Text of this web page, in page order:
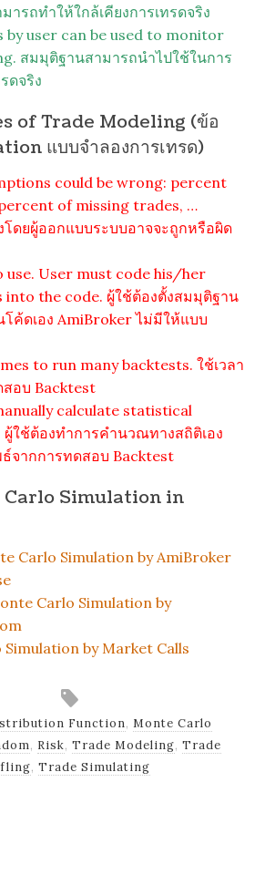
ารถทำให้ใกล้เคียงการเทรดจริง
by user can be used to monitor
สมมุติฐานสามารถนำไปใช้ในการ
ดจริง
of Trade Modeling (ข้อ
แบบจำลองการเทรด)
could be wrong: percent
of missing trades, …
ดยผู้ออกแบบระบบอาจจะถูกหรือผิด
use. User must code his/her
into the code. ผู้ใช้ต้องตั้งสมมุติฐาน
โค้ดเอง AmiBroker ไม่มีให้แบบ
to run many backtests. ใช้เวลา
อบ Backtest
calculate statistical
ใช้ต้องทำการคำนวณทางสถิติเอง
จากการทดสอบ Backtest
Carlo Simulation in
Carlo Simulation by AmiBroker
Carlo Simulation by
by Market Calls
Function, Monte Carlo
, Risk, Trade Modeling, Trade
, Trade Simulating